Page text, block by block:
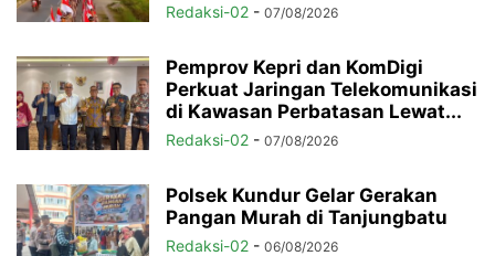
Redaksi-02 - 07/08/2026
Pemprov Kepri dan KomDigi
Perkuat Jaringan Telekomunikasi
di Kawasan Perbatasan Lewat...
Redaksi-02 - 07/08/2026
Polsek Kundur Gelar Gerakan
Pangan Murah di Tanjungbatu
Redaksi-02 - 06/08/2026